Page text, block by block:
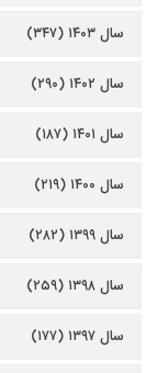
سال ۱۴۰۳ (۳۴۷)
سال ۱۴۰۲ (۲۹۰)
سال ۱۴۰۱ (۱۸۷)
سال ۱۴۰۰ (۲۱۹)
سال ۱۳۹۹ (۲۸۲)
سال ۱۳۹۸ (۲۵۹)
سال ۱۳۹۷ (۱۷۷)